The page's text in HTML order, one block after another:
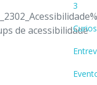
de acessibilidade
3